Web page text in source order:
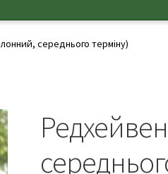
середнього терміну)